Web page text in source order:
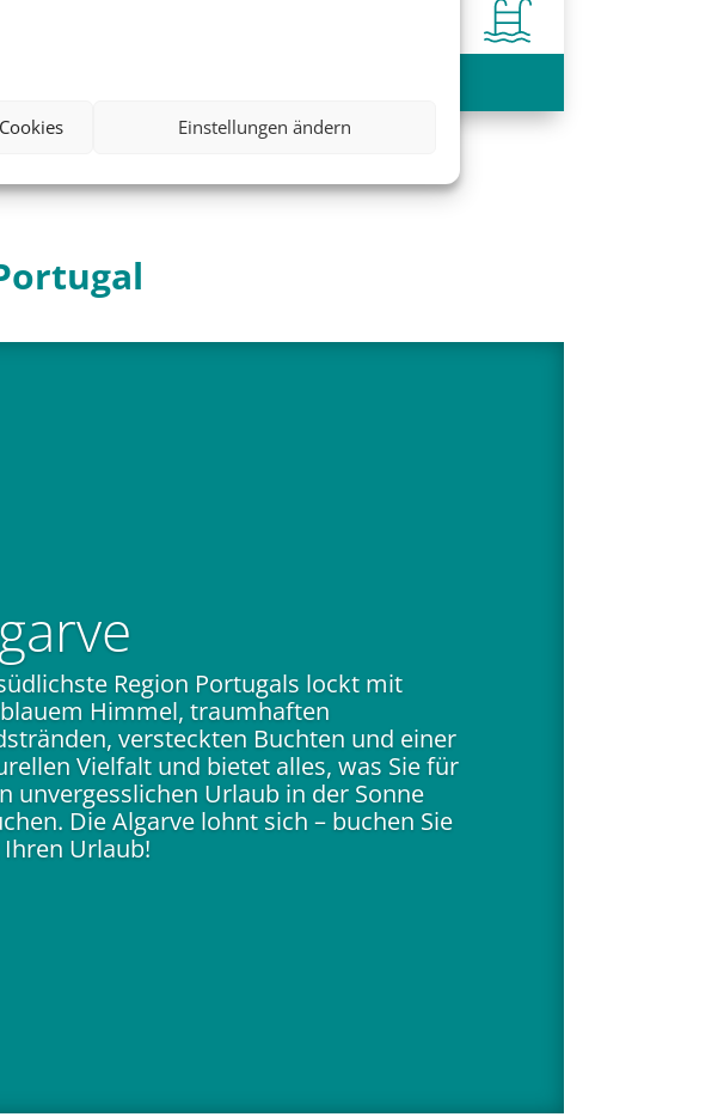
Einstellungen ändern
Region Portugals lockt mit
Himmel, traumhaften
versteckten Buchten und einer
Vielfalt und bietet alles, was Sie für
unvergesslichen Urlaub in der Sonne
Die Algarve lohnt sich – buchen Sie
Urlaub!